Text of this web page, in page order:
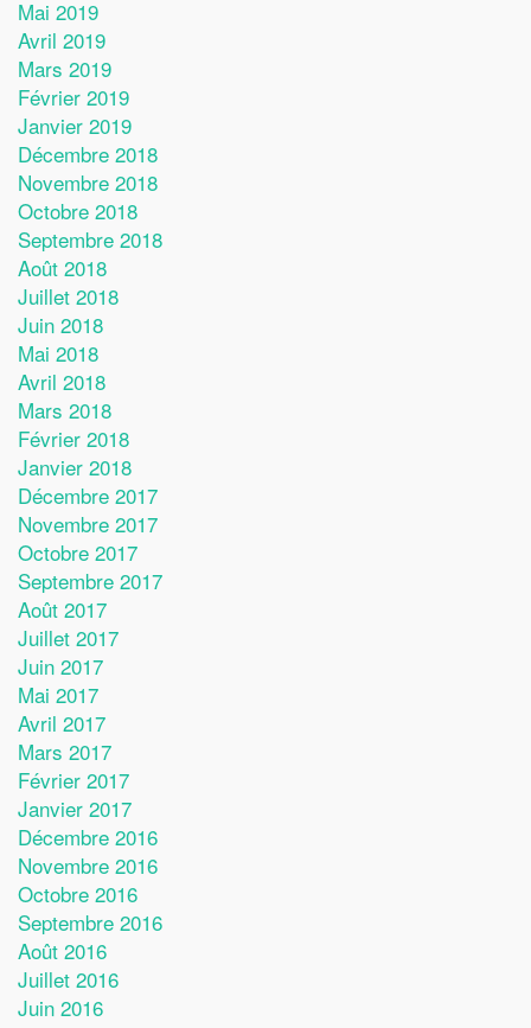
Mai 2019
Avril 2019
Mars 2019
Février 2019
Janvier 2019
Décembre 2018
Novembre 2018
Octobre 2018
Septembre 2018
Août 2018
Juillet 2018
Juin 2018
Mai 2018
Avril 2018
Mars 2018
Février 2018
Janvier 2018
Décembre 2017
Novembre 2017
Octobre 2017
Septembre 2017
Août 2017
Juillet 2017
Juin 2017
Mai 2017
Avril 2017
Mars 2017
Février 2017
Janvier 2017
Décembre 2016
Novembre 2016
Octobre 2016
Septembre 2016
Août 2016
Juillet 2016
Juin 2016